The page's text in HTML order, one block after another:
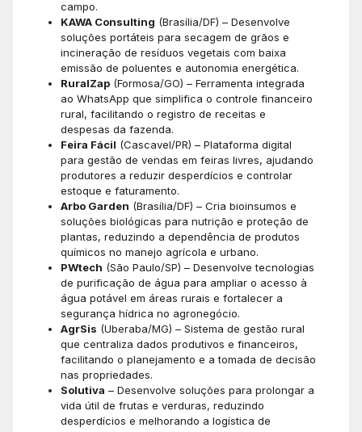
campo.
KAWA Consulting (Brasília/DF) – Desenvolve
soluções portáteis para secagem de grãos e
incineração de resíduos vegetais com baixa
emissão de poluentes e autonomia energética.
RuralZap (Formosa/GO) – Ferramenta integrada
ao WhatsApp que simplifica o controle financeiro
rural, facilitando o registro de receitas e
despesas da fazenda.
Feira Fácil (Cascavel/PR) – Plataforma digital
para gestão de vendas em feiras livres, ajudando
produtores a reduzir desperdícios e controlar
estoque e faturamento.
Arbo Garden (Brasília/DF) – Cria bioinsumos e
soluções biológicas para nutrição e proteção de
plantas, reduzindo a dependência de produtos
químicos no manejo agrícola e urbano.
PWtech (São Paulo/SP) – Desenvolve tecnologias
de purificação de água para ampliar o acesso à
água potável em áreas rurais e fortalecer a
segurança hídrica no agronegócio.
AgrSis (Uberaba/MG) – Sistema de gestão rural
que centraliza dados produtivos e financeiros,
facilitando o planejamento e a tomada de decisão
nas propriedades.
Solutiva – Desenvolve soluções para prolongar a
vida útil de frutas e verduras, reduzindo
desperdícios e melhorando a logística de